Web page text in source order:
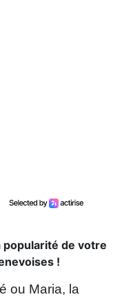
popularité de votre
!
ou Maria, la